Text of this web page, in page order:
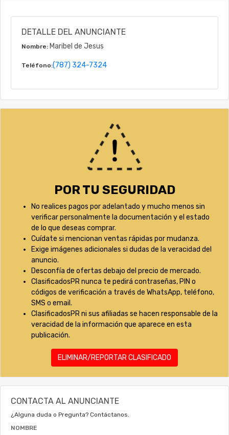
DETALLE DEL ANUNCIANTE
Nombre: Maribel de Jesus
Teléfono:(787) 324-7324
POR TU SEGURIDAD
No realices pagos por adelantado y mucho menos sin
verificar personalmente la documentación y el estado
de lo que deseas comprar.
Cuídate si mencionan ventas rápidas por mudanza.
Exige imágenes adicionales si dudas de la veracidad del
anuncio.
Desconfía de ofertas debajo del precio de mercado.
ClasificadosPR nunca te pedirá contraseñas, PIN o
códigos de verificación a través de WhatsApp, teléfono,
SMS o email.
ClasificadosPR ni sus afiliadas se hacen responsable de la
veracidad de la información que aparece en esta
publicación.
ELIMINAR/REPORTAR CLASIFICADO
CONTACTA AL ANUNCIANTE
¿Alguna duda o Pregunta? Contáctanos.
NOMBRE